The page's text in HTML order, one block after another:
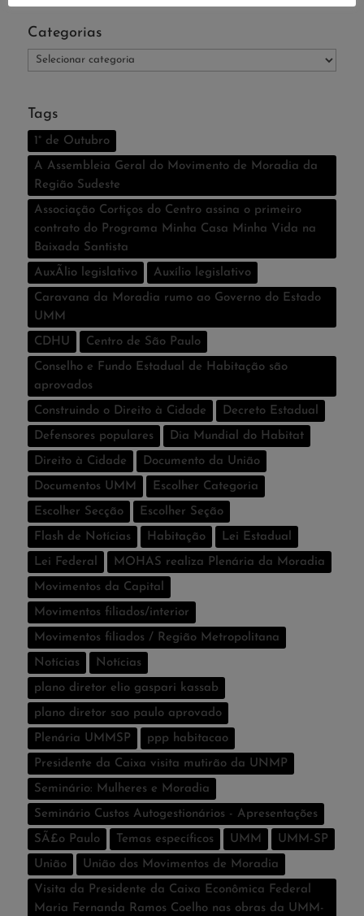
Categorias
Categorias
Tags
1° de Outubro
A Assembleia Geral do Movimento de Moradia da
Região Sudeste
Associação Cortiços do Centro assina o primeiro
contrato do Programa Minha Casa Minha Vida na
Baixada Santista
AuxÃ­lio legislativo Auxí­lio legislativo
Caravana da Moradia rumo ao Governo do Estado
UMM
CDHU Centro de São Paulo
Conselho e Fundo Estadual de Habitação são
aprovados
Construindo o Direito à Cidade Decreto Estadual
Defensores populares Dia Mundial do Habitat
Direito à Cidade Documento da União
Documentos UMM Escolher Categoria
Escolher Secção Escolher Seção
Flash de Notí­cias Habitação Lei Estadual
Lei Federal MOHAS realiza Plenária da Moradia
Movimentos da Capital
Movimentos filiados/interior
Movimentos filiados / Região Metropolitana
Notícias Notí­cias
plano diretor elio gaspari kassab
plano diretor sao paulo aprovado
Plenária UMMSP ppp habitacao
Presidente da Caixa visita mutirão da UNMP
Seminário: Mulheres e Moradia
Seminário Custos Autogestionários - Apresentações
SÃ£o Paulo Temas especí­ficos UMM UMM-SP
União União dos Movimentos de Moradia
Visita da Presidente da Caixa Econômica Federal
Maria Fernanda Ramos Coelho nas obras da UMM-